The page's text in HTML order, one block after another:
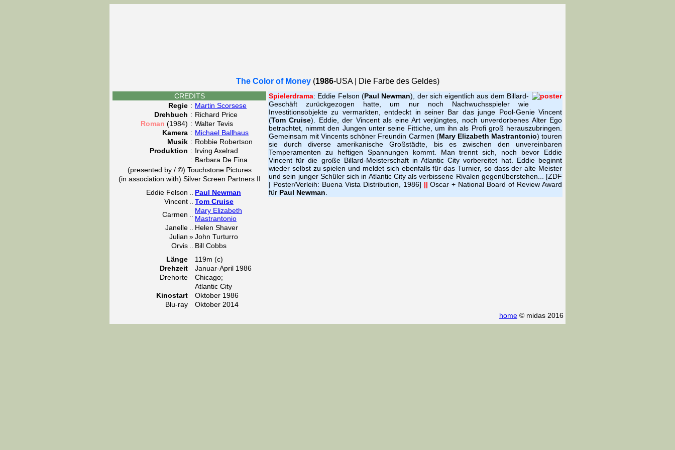
The Color of Money(1986-USA | Die Farbe des Geldes)
CREDITS
Regie : Martin Scorsese
Drehbuch : Richard Price
Roman (1984) : Walter Tevis
Kamera : Michael Ballhaus
Musik : Robbie Robertson
Produktion : Irving Axelrad
: Barbara De Fina
(presented by / ©) Touchstone Pictures
(in association with) Silver Screen Partners II
Eddie Felson
Paul Newman
Vincent
Tom Cruise
Carmen
Mary Elizabeth
Mastrantonio
Janelle
Helen Shaver
Julian »John Turturro
Orvis
Bill Cobbs
Länge
119m (c)
Drehzeit
Januar-April 1986
Drehorte
Chicago;
Atlantic City
Kinostart
Oktober 1986
Blu-ray
Oktober 2014
Spielerdrama: Eddie Felson (Paul Newman), der sich eigentlich aus dem Billard-
Geschäft zurückgezogen hatte, um nur noch Nachwuchsspieler wie
Investitionsobjekte zu vermarkten, entdeckt in seiner Bar das junge Pool-Genie Vincent
(Tom Cruise). Eddie, der Vincent als eine Art verjüngtes, noch unverdorbenes Alter Ego
betrachtet, nimmt den Jungen unter seine Fittiche, um ihn als Profi groß herauszubringen.
Gemeinsam mit Vincents schöner Freundin Carmen (Mary Elizabeth Mastrantonio) touren
sie durch diverse amerikanische Großstädte, bis es zwischen den unvereinbaren
Temperamenten zu heftigen Spannungen kommt. Man trennt sich, noch bevor Eddie
Vincent für die große Billard-Meisterschaft in Atlantic City vorbereitet hat. Eddie beginnt
wieder selbst zu spielen und meldet sich ebenfalls für das Turnier, so dass der alte Meister
und sein junger Schüler sich in Atlantic City als verbissene Rivalen gegenüberstehen... [ZDF
| Poster/Verleih: Buena Vista Distribution, 1986] || Oscar + National Board of Review Award
für Paul Newman
home © midas 2016